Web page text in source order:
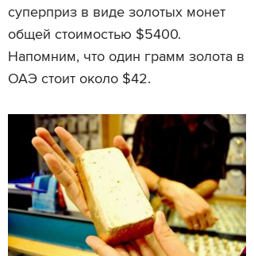
суперприз в виде золотых монет
общей стоимостью $5400.
Напомним, что один грамм золота в
ОАЭ стоит около $42.